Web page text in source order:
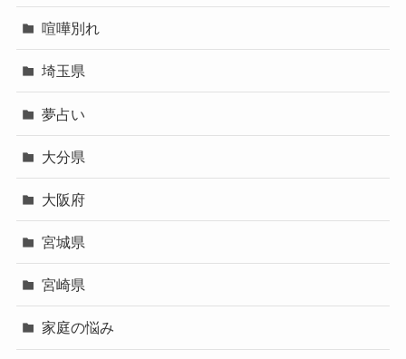
喧嘩別れ
埼玉県
夢占い
大分県
大阪府
宮城県
宮崎県
家庭の悩み